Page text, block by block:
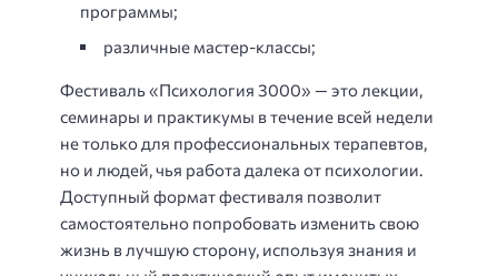
программы;
различные мастер-классы;
Фестиваль «Психология 3000» — это лекции,
семинары и практикумы в течение всей недели
не только для профессиональных терапевтов,
но и людей, чья работа далека от психологии.
Доступный формат фестиваля позволит
самостоятельно попробовать изменить свою
жизнь в лучшую сторону, используя знания и